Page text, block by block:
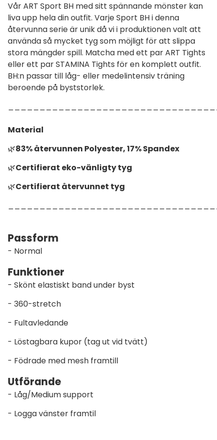
Vår ART Sport BH med sitt spännande mönster kan
liva upp hela din outfit. Varje Sport BH i denna
återvunna serie är unik då vi i produktionen valt att
använda så mycket tyg som möjligt för att slippa
stora mängder spill. Matcha med ett par ART Tights
eller ett par STAMINA Tights för en komplett outfit.
BH:n passar till låg- eller medelintensiv träning
beroende på byststorlek.
Material
🌿83% återvunnen Polyester, 17% Spandex
🌿Certifierat eko-vänligty tyg
🌿Certifierat återvunnet tyg
Passform
- Normal
Funktioner
- Skönt elastiskt band under byst
- 360-stretch
- Fultavledande
- Löstagbara kupor (tag ut vid tvätt)
- Födrade med mesh framtill
Utförande
- Låg/Medium support
- Logga vänster framtil